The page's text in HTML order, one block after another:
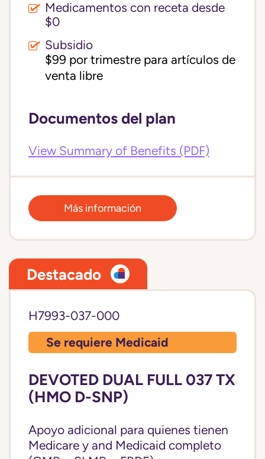
Medicamentos con receta desde
$0
Subsidio
$99 por trimestre para artículos de
venta libre
Documentos del plan
View Summary of Benefits (PDF)
Más información
Destacado
H7993-037-000
Se requiere Medicaid
DEVOTED DUAL FULL 037 TX
(HMO D-SNP)
Apoyo adicional para quienes tienen
Medicare y and Medicaid completo